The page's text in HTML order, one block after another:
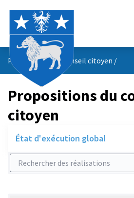
Propositions du conseil citoyen /
Propositions du
citoyen
État d'exécution global
Rechercher des réalisations